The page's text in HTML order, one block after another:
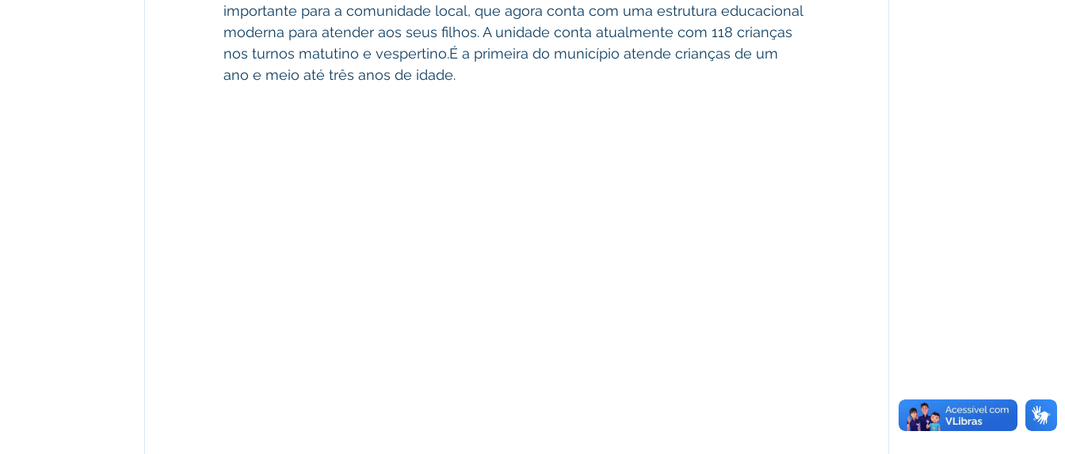
importante para a comunidade local, que agora conta com uma estrutura educacional
moderna para atender aos seus filhos. A unidade conta atualmente com 118 crianças
nos turnos matutino e vespertino.É a primeira do município atende crianças de um
ano e meio até três anos de idade.